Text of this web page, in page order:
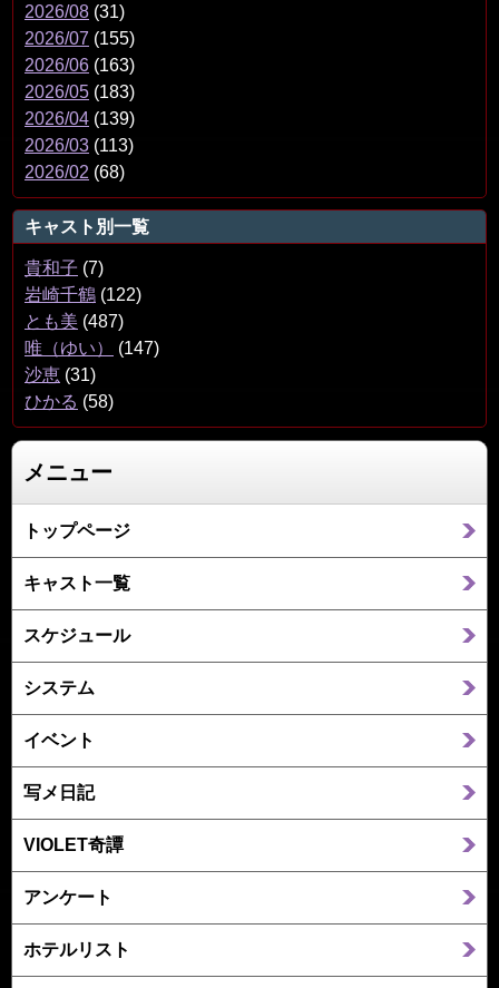
2026/08 (31)
2026/07 (155)
2026/06 (163)
2026/05 (183)
2026/04 (139)
2026/03 (113)
2026/02 (68)
キャスト別一覧
貴和子 (7)
岩崎千鶴 (122)
とも美 (487)
唯（ゆい）
(147)
沙恵 (31)
ひかる (58)
メニュー
トップページ
キャスト一覧
スケジュール
システム
イベント
写メ日記
VIOLET奇譚
アンケート
ホテルリスト